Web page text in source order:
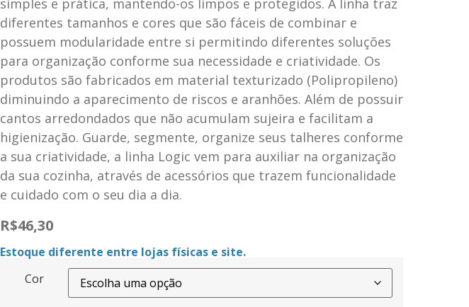
simples e prática, mantendo-os limpos e protegidos. A linha traz
diferentes tamanhos e cores que são fáceis de combinar e
possuem modularidade entre si permitindo diferentes soluções
para organização conforme sua necessidade e criatividade. Os
produtos são fabricados em material texturizado (Polipropileno)
diminuindo a aparecimento de riscos e aranhões. Além de possuir
cantos arredondados que não acumulam sujeira e facilitam a
higienização. Guarde, segmente, organize seus talheres conforme
a sua criatividade, a linha Logic vem para auxiliar na organização
da sua cozinha, através de acessórios que trazem funcionalidade
e cuidado com o seu dia a dia.
R$46,30
Estoque diferente entre lojas físicas e site.
Cor